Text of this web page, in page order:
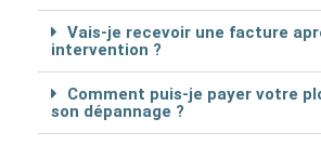
Vais-je recevoir une facture
intervention ?
Comment puis-je payer votre
son dépannage ?